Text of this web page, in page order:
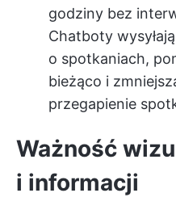
godziny bez
Chatboty
o spotkaniach,
bieżąco i
przegapienie
Ważność
i informacji